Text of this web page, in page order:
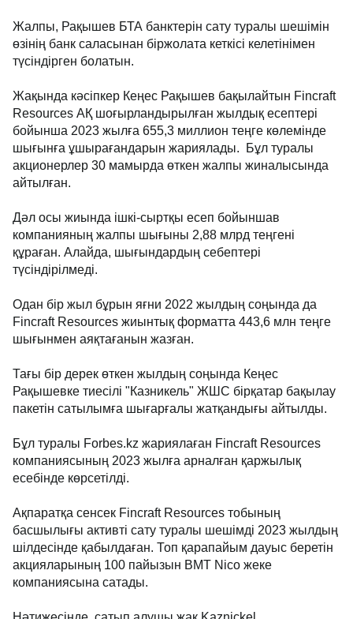
Жалпы, Рақышев БТА банктерін сату туралы шешімін
өзінің банк саласынан біржолата кеткісі келетінімен
түсіндірген болатын.
Жақында кәсіпкер Кеңес Рақышев бақылайтын Fincraft
Resources АҚ шоғырландырылған жылдық есептері
бойынша 2023 жылға 655,3 миллион теңге көлемінде
шығынға ұшырағандарын жариялады. Бұл туралы
акционерлер 30 мамырда өткен жалпы жиналысында
айтылған.
Дәл осы жиында ішкі-сыртқы есеп бойыншав
компанияның жалпы шығыны 2,88 млрд теңгені
құраған. Алайда, шығындардың себептері
түсіндірілмеді.
Одан бір жыл бұрын яғни 2022 жылдың соңында да
Fincraft Resources жиынтық форматта 443,6 млн теңге
шығынмен аяқтағанын жазған.
Тағы бір дерек өткен жылдың соңында Кеңес
Рақышевке тиесілі "Казникель" ЖШС бірқатар бақылау
пакетін сатылымға шығарғалы жатқандығы айтылды.
Бұл туралы Forbes.kz жариялаған Fincraft Resources
компаниясының 2023 жылға арналған қаржылық
есебінде көрсетілді.
Ақпаратқа сенсек Fincraft Resources тобының
басшылығы активті сату туралы шешімді 2023 жылдың
шілдесінде қабылдаған. Топ қарапайым дауыс беретін
акцияларының 100 пайызын BMT Nico жеке
компаниясына сатады.